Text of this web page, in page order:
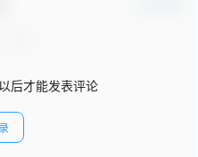
后才能发表评论